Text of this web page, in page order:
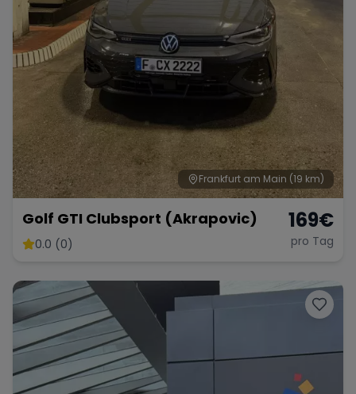
Frankfurt am Main (19 km)
Golf GTI Clubsport (Akrapovic)
0.0 (0)
169€
pro Tag